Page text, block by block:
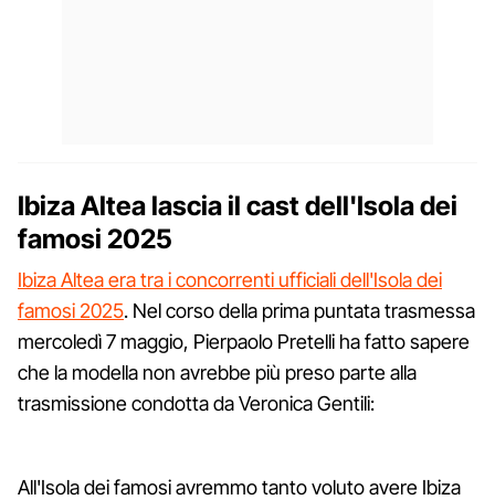
Ibiza Altea lascia il cast dell'Isola dei
famosi 2025
Ibiza Altea era tra i concorrenti ufficiali dell'Isola dei
famosi 2025. Nel corso della prima puntata trasmessa
mercoledì 7 maggio, Pierpaolo Pretelli ha fatto sapere
che la modella non avrebbe più preso parte alla
trasmissione condotta da Veronica Gentili:
All'Isola dei famosi avremmo tanto voluto avere Ibiza